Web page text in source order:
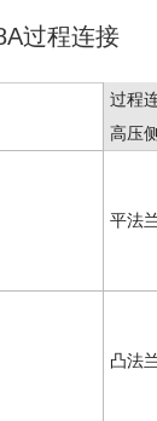
过程连接
过程
高压
平法
凸法